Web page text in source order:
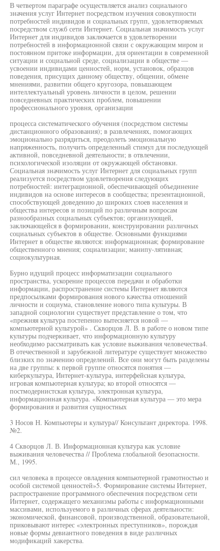
В четвертом параграфе осуществляется анализ социального
значения услуг Интернет посредством изучения совокупности
потребностей индивидов и социальных групп, удовлетворяемых
посредством служб сети Интернет. Социальная значимость услуг
Интернет для индивидов заключается в удовлетворении
потребностей в информационной связи с окружающим миром и
постоянном притоке информации, для ориентации в современной
ситуации и социальной среде, социализации в обществе —
усвоении индивидами ценностей, норм, установок, образцов
поведения, присущих данному обществу, общении, обмене
мнениями, развитии общего кругозора, повышающем
интеллектуальный уровень личности в целом, решении
повседневных практических проблем, повышении
профессионального уровня, организации
процесса систематического обучения (посредством системы
дистанционного образования); в развлечениях, помогающих
эмоционально разрядиться, преодолеть эмоциональную
напряженность, получить определенный стимул для последующей
активной, повседневной деятельности; в отвлечении,
психологической изоляции от окружающей обстановки.
Социальная значимость услуг Интернет для социальных групп
реализуется посредством удовлетворения следующих
потребностей: интеграционной, обеспечивающей объединение
индивидов на основе интересов в сообщества; презентационной,
способствующей доведению до широких слоев населения и
общества интересов и позиций по различным вопросам
разнообразных социальных субъектов; организующей,
заключающейся в формировании, конструировании различных
социальных субъектов в обществе. Основными функциями
Интернет в обществе являются: информационная; формирование
общественного мнения; социализации; манипу-лятивная;
социокультурная.
Бурно идущий процесс информатизации социального
пространства, ускорение процессов передачи и обработки
информации, распространение системы Интернет являются
предпосылками формирования нового качества отношений
личности и социума, становление нового типа культуры. В
западной социологии существует представление о том, что
«прежняя культура постепенно вытесняется новой —
компьютерной культурой» . Скворцов Л. В. в работе о новом типе
культуры подчеркивает, что информационную культуру
необходимо рассматривать как условие выживания человечества4.
В отечественной и зарубежной литературе существует множество
близких по значению определений. Все они могут быть разделены
на две группы: к первой группе относятся понятия —
киберкультура, Интернет-культура, интерфейсная культура,
игровая компьютерная культура; ко второй относятся —
постмодернистская культура, электронная культура,
информационная культура. «Компьютерная культура — это мера
формирования и развития сущностных
3 Носов Н. Компьютеры и культура// Консультант директора. 1998.
№2.
4 Скворцов Л. В. Информационная культура как условие
выживания человечества // Проблема глобальной безопасности.
М., 1995.
сил человека в процессе овладения компьютерной грамотностью и
особой системой ценностей»5. Формирование системы Интернет,
распространение программного обеспечения посредством сети
Интернет, содержащего механизмы работы с информационными
массивами, используемого в различных сферах деятельности:
экономической, финансовой, производственной, образовательной,
приковывают интерес «электронных преступников», порождая
новые формы девиантного поведения в виде различных
модификаций хакерства.